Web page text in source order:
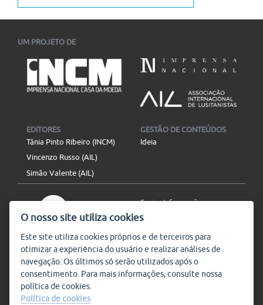
UM PROJETO DE
EDITORES
Tânia Pinto Ribeiro (INCM)
Vincenzo Russo (AIL)
Simão Valente (AIL)
GESTÃO DE CONTEÚDOS
Ideia
Subscrever
Enviar Informação
Aviso Legal
Mapa do site
SIGA-NOS
O nosso site utiliza cookies
Este site utilizacookies próprios e de terceiros para
otimizar a experiência do usuário e realizar análises de
navegação. Os últimos só serão utilizados após o
consentimento. Para mais informações, consulte nossa
política decookies
Política de cookies